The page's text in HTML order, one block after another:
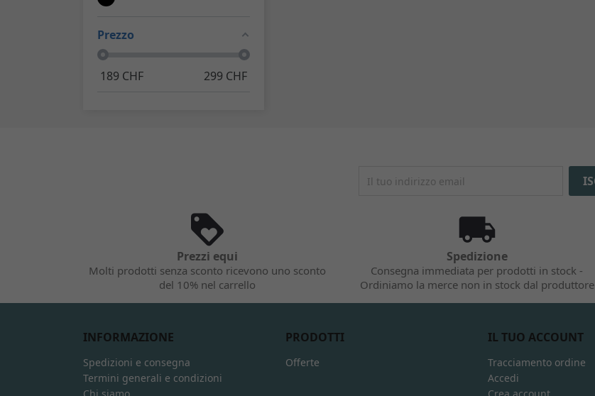
Prezzo
189 CHF 299 CHF
Prezzi equi
Molti prodotti senza sconto ricevono uno sconto
del 10% nel carrello
Spedizione
Consegna immediata per prodotti in stock -
Ordiniamo la merce non in stock dal produttore
INFORMAZIONE
Spedizioni e consegna
Termini generali e condizioni
Chi siamo
PRODOTTI
Offerte
IL TUO ACCOUNT
Tracciamento ordine
Accedi
Crea account